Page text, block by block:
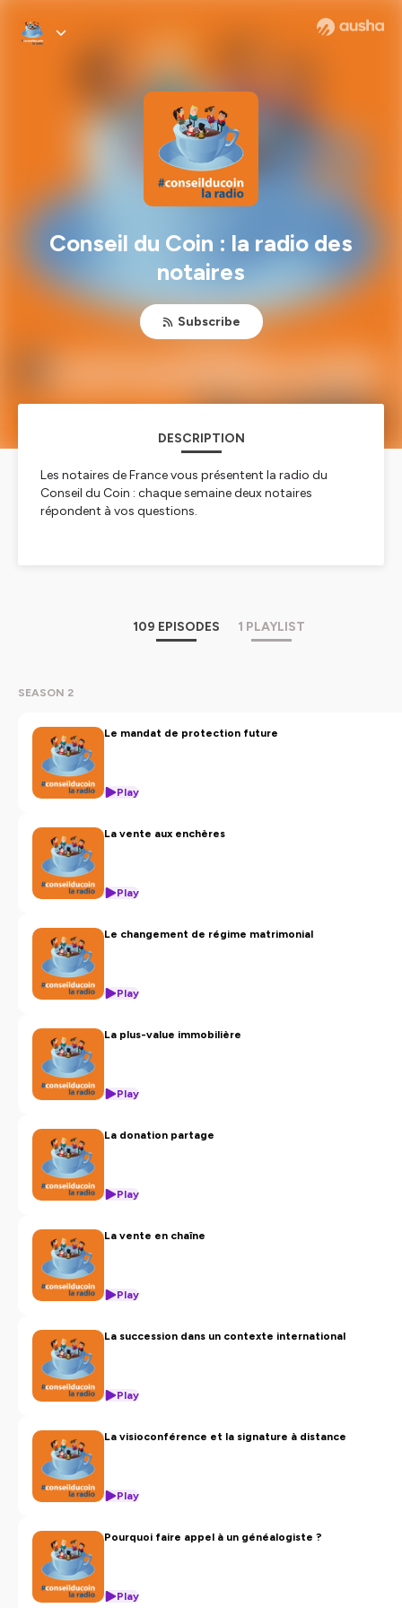
Conseil du Coin : la radio des
notaires
Subscribe
DESCRIPTION
Les notaires de France vous présentent la radio du
Conseil du Coin : chaque semaine deux notaires
répondent à vos questions.
109 EPISODES 1 PLAYLIST
SEASON 2
Le mandat de protection future
Play
La vente aux enchères
Play
Le changement de régime matrimonial
Play
La plus-value immobilière
Play
La donation partage
Play
La vente en chaîne
Play
La succession dans un contexte international
Play
La visioconférence et la signature à distance
Play
Pourquoi faire appel à un généalogiste ?
Play